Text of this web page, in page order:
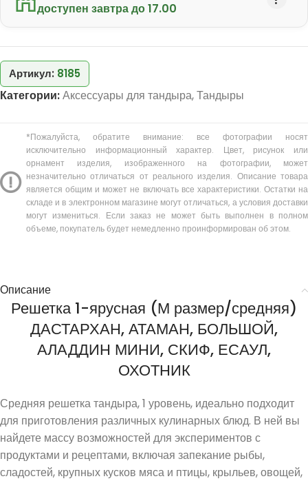
доступен завтра до 17.00
Артикул: 8185
Категории:Аксессуары для тандыра,Тандыры
*Пожалуйста, обратите внимание: все фотографии носят
исключительно информационный характер. Цвет, рисунок или
орнамент изделия, изображенного на фотографии, может
незначительно отличаться от реального изделия. Описание товара
является общим и может не включать все характеристики. Остатки на
складе и в электронном магазине могут отличаться, а условия доставки
могут измениться. Если заказ не может быть выполнен в полном
объеме, покупатель будет немедленно проинформирован об этом.
Описание
Решетка 1-ярусная (М размер/средняя)
ДАСТАРХАН, АТАМАН, БОЛЬШОЙ,
АЛАДДИН МИНИ, СКИФ, ЕСАУЛ,
ОХОТНИК
Средняя решетка тандыра, 1 уровень, идеально подходит
для приготовления различных кулинарных блюд. В ней вы
найдете массу возможностей для экспериментов с
продуктами и рецептами, включая запекание рыбы,
сладостей, крупных кусков мяса и птицы, крыльев, овощей,